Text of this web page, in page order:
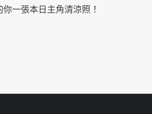
一張本日主角清涼照！